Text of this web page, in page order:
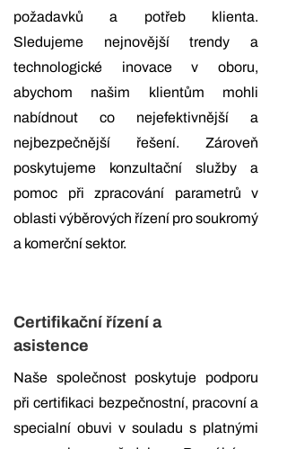
požadavků a potřeb klienta.
Sledujeme nejnovější trendy a
technologické inovace v oboru,
abychom našim klientům mohli
nabídnout co nejefektivnější a
nejbezpečnější řešení. Zároveň
poskytujeme konzultační služby a
pomoc při zpracování parametrů v
oblasti výběrových řízení pro soukromý
a komerční sektor.
Certifikační řízení a
asistence
Naše společnost poskytuje podporu
při certifikaci bezpečnostní, pracovní a
specialní obuvi v souladu s platnými